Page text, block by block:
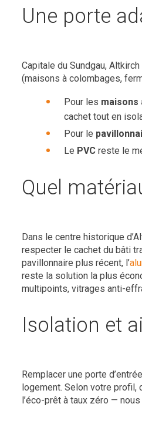
Une porte
Capitale du Sundgau,
(maisons à colombages,
Pour les maisons
cachet tout en
Pour le
Le PVC reste le
Quel
Dans le centre historique
respecter le cachet du bâti
pavillonnaire plus récent, l’
reste la solution la plus
multipoints, vitrages anti-
Isolation et
Remplacer une porte
logement. Selon votre profil,
l’éco-prêt à taux zéro —